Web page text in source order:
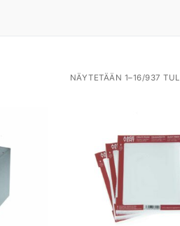
NÄYTETÄÄN 1–16/937